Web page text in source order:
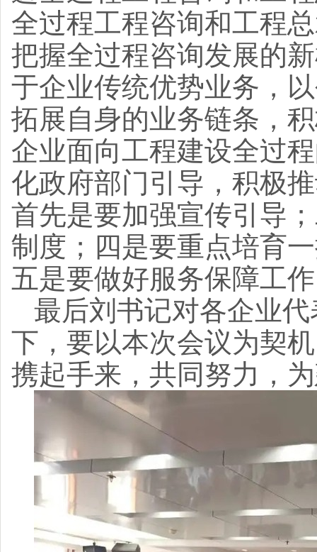
全过程工程咨询和工程
把握全过程咨询发展的
于企业传统优势业务，
拓展自身的业务链条，
企业面向工程建设全过
化政府部门引导，积极
首先是要加强宣传引导
制度；四是要重点培育
五是要做好服务保障工
最后刘书记对各企业
下，要以本次会议为契
携起手来，共同努力，